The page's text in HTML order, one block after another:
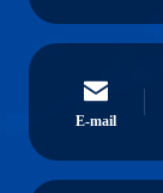
E-mail